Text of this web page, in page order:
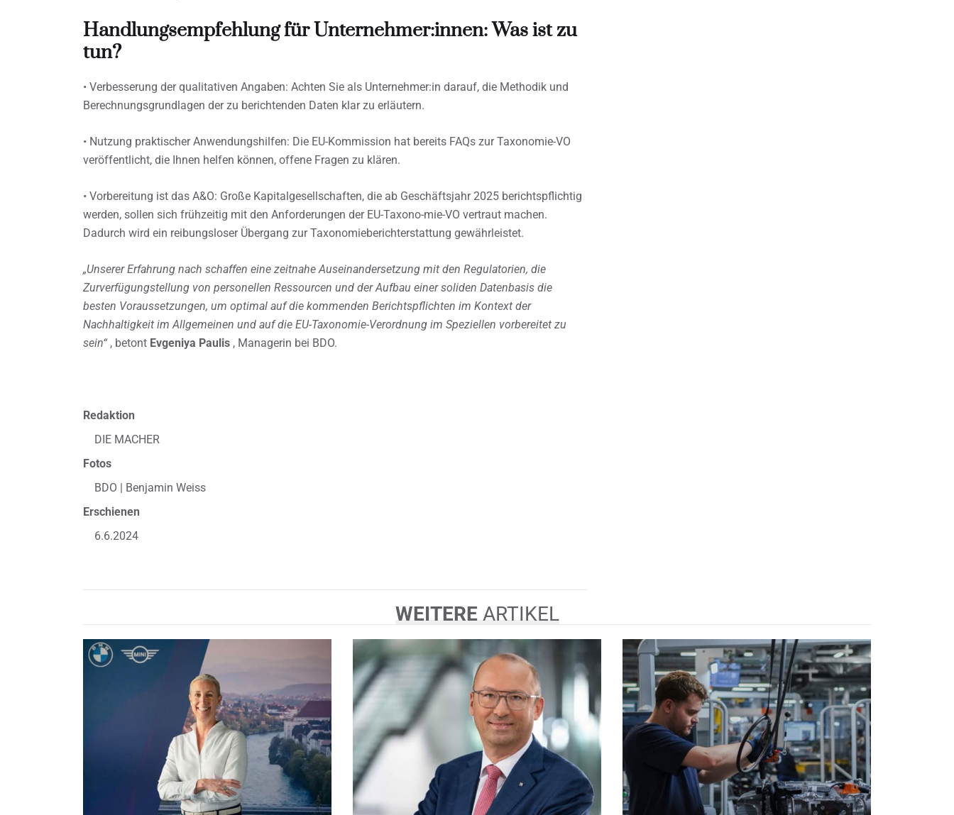
Handlungsempfehlung für Unternehmer:innen: Was ist zu
tun?
• Verbesserung der qualitativen Angaben: Achten Sie als Unternehmer:in darauf, die Methodik und
Berechnungsgrundlagen der zu berichtenden Daten klar zu erläutern.
• Nutzung praktischer Anwendungshilfen: Die EU-Kommission hat bereits FAQs zur Taxonomie-VO
veröffentlicht, die Ihnen helfen können, offene Fragen zu klären.
• Vorbereitung ist das A&O: Große Kapitalgesellschaften, die ab Geschäftsjahr 2025 berichtspflichtig
werden, sollen sich frühzeitig mit den Anforderungen der EU-Taxono-mie-VO vertraut machen.
Dadurch wird ein reibungsloser Übergang zur Taxonomieberichterstattung gewährleistet.
„Unserer Erfahrung nach schaffen eine zeitnahe Auseinandersetzung mit den Regulatorien, die
Zurverfügungstellung von personellen Ressourcen und der Aufbau einer soliden Datenbasis die
besten Voraussetzungen, um optimal auf die kommenden Berichtspflichten im Kontext der
Nachhaltigkeit im Allgemeinen und auf die EU-Taxonomie-Verordnung im Speziellen vorbereitet zu
sein“, betont Evgeniya Paulis , Managerin bei BDO.
Redaktion
DIE MACHER
Fotos
BDO | Benjamin Weiss
Erschienen
6.6.2024
WEITEREARTIKEL